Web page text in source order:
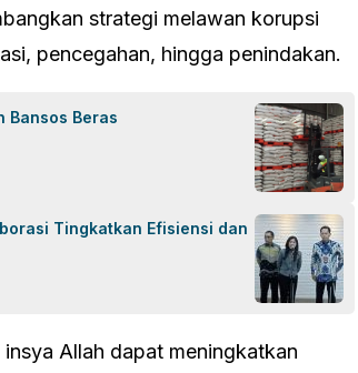
strategi melawan korupsi
pencegahan, hingga penindakan.
Bansos Beras
Tingkatkan Efisiensi dan
Allah dapat meningkatkan